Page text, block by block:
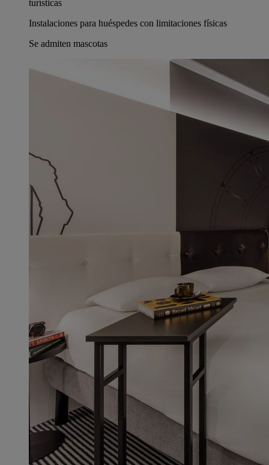
turísticas
Instalaciones para huéspedes con limitaciones físicas
Se admiten mascotas